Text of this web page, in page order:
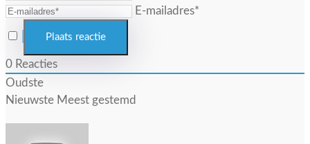
E-mailadres*
0 Reacties
Oudste
Nieuwste Meest gestemd